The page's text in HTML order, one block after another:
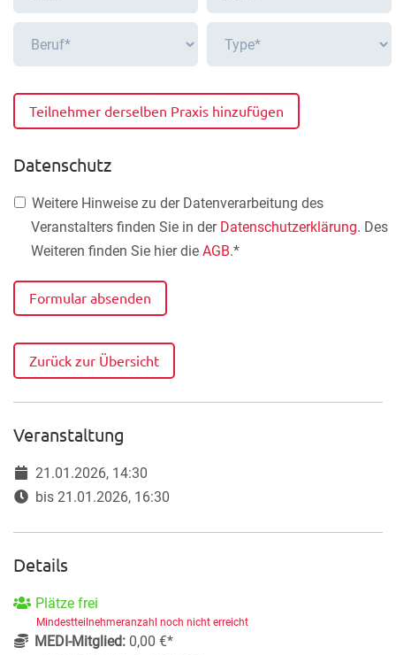
Teilnehmer derselben Praxis hinzufügen
Datenschutz
Weitere Hinweise zu der Datenverarbeitung des
Veranstalters finden Sie in der Datenschutzerklärung. Des
Weiteren finden Sie hier die AGB.*
Formular absenden
Zurück zur Übersicht
Veranstaltung
21.01.2026, 14:30
bis 21.01.2026, 16:30
Details
Plätze frei
Mindestteilnehmeranzahl noch nicht erreicht
MEDI-Mitglied: 0,00 €*